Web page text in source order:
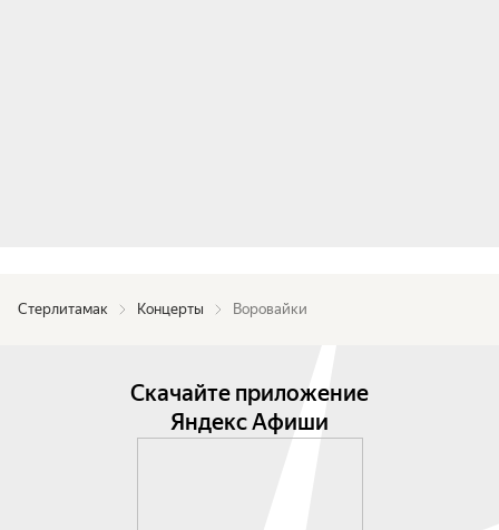
Стерлитамак Концерты Воровайки
Скачайте приложение
Яндекс Афиши